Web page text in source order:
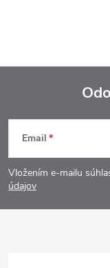
Z
á
p
Email
Vložením e-mailu
údajov